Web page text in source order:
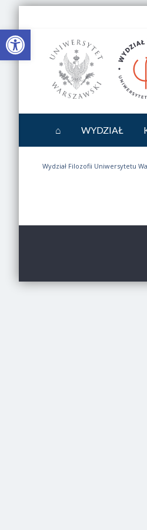
Otwórz pasek narzędzi
⌂ WYDZIAŁ
Wydział Filozofii Uniwersytetu